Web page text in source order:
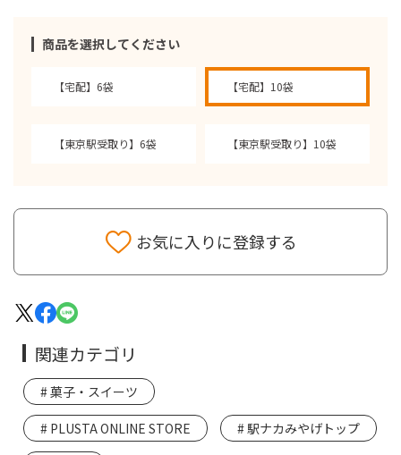
商品を選択してください
【宅配】6袋 【宅配】10袋
【東京駅受取り】6袋 【東京駅受取り】10袋
お気に入りに登録する
関連カテゴリ
菓子・スイーツ
PLUSTA ONLINE STORE 駅ナカみやげトップ